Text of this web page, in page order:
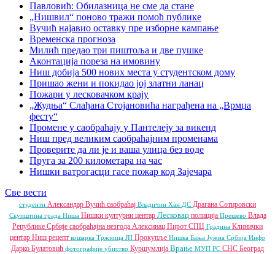
Павловић: Обилазница не сме да стане
„Нишвил“ поново тражи помоћ публике
Вучић најавио оставку пре изборне кампање
Временска прогноза
Милић предао три пиштоља и две пушке
Аконтација пореза на имовину
Ниш добија 500 нових места у студентском дому
Пришао жени и покидао јој златни ланац
Пожари у лесковачком крају
„Жудња“ Слађана Стојановића награђена на „Врмџа
фесту“
Промене у саобраћају у Пантелеју за викенд
Ниш пред великим саобраћајним променама
Проверите да ли је и ваша улица без воде
Пруга за 200 километара на час
Нишки ватрогасци гасе пожар код Зајечара
Све вести
студенти Александар Вучић саобраћај Владичин Хан ДС Драгана Сотировски
Скупштина града Ниша Нишки културни центар Лесковац полиција Прешево Влада
Републике Србије саобраћајна незгода Алексинац Пирот СПЦ Градина Клинички
центар Ниш рецепт кошарка Тржница ЈП Прокупље Нишка Бања Јужна Србија Инфо
Дарко Булатовић фотографије убиство Куршумлија Врање МУП РС СНС Београд